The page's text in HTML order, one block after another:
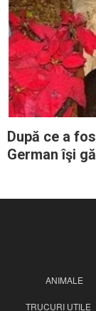
După ce a
German îşi
ANIMALE
TRUCURI UTILE